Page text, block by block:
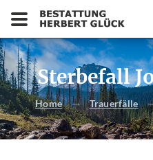
Sterbefall
Home Trauerfälle